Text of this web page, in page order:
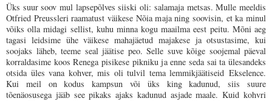
Üks suur soov mul lapsepõlves siiski oli: salamaja metsas. Mulle meeldis
Otfried Preussleri raamatust väikese Nõia maja ning soovisin, et ka minul
võiks olla midagi sellist, kuhu minna kogu maailma eest peitu. Mõni aeg
tagasi leidsime ühe väikese mahajäetud majakese ja otsustasime, kui
soojaks läheb, teeme seal jäätise peo. Selle suve kõige soojemal päeval
korraldasime koos Renega pisikese pikniku ja enne seda sai ta ülesandeks
otsida üles vana kohver, mis oli tulvil tema lemmikjäätiseid Ekselence.
Kui meil on kodus kampsun või üks king kadunud, siis suure
tõenäosusega jääb see pikaks ajaks kadunud asjade maale. Kuid kohvri